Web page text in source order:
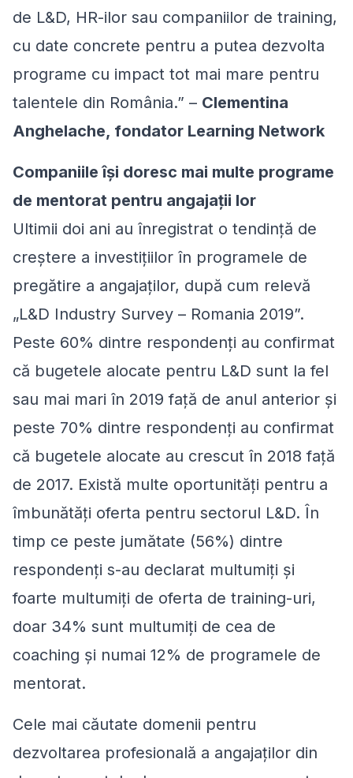
de L&D, HR-ilor sau companiilor de training,
cu date concrete pentru a putea dezvolta
programe cu impact tot mai mare pentru
talentele din România.” – Clementina
Anghelache, fondator Learning Network
Companiile își doresc mai multe programe
de mentorat pentru angajații lor
Ultimii doi ani au înregistrat o tendință de
creștere a investițiilor în programele de
pregătire a angajaților, după cum relevă
„L&D Industry Survey – Romania 2019”.
Peste 60% dintre respondenți au confirmat
că bugetele alocate pentru L&D sunt la fel
sau mai mari în 2019 față de anul anterior și
peste 70% dintre respondenți au confirmat
că bugetele alocate au crescut în 2018 față
de 2017. Există multe oportunități pentru a
îmbunătăți oferta pentru sectorul L&D. În
timp ce peste jumătate (56%) dintre
respondenți s-au declarat multumiți și
foarte multumiți de oferta de training-uri,
doar 34% sunt multumiți de cea de
coaching și numai 12% de programele de
mentorat.
Cele mai căutate domenii pentru
dezvoltarea profesională a angajaților din